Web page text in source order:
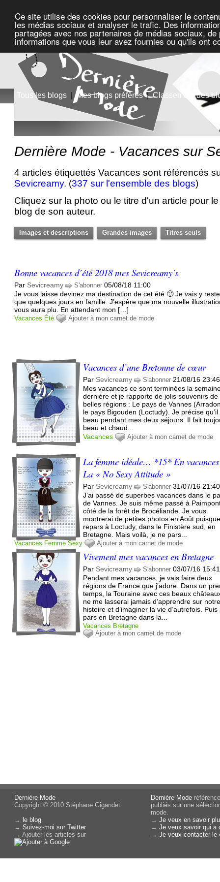
Ce site utilise des cookies pour personnaliser le
les médias sociaux et analyser le trafic. Des
partagées avec nos partenaires de médias sociaux,
informations que vous leur avez fournies ou qu'ils ont
Tous les blogs | Mes blogs préférés|Classement des
Dernière Mode - Vacances sur
4 articles étiquettés Vacances sont référencés
Sevicreamy. (337 sur l'ensemble des blogs)
Cliquez sur la photo ou le titre d'un article pour
blog de son auteur.
Images et descriptions Grandes images Titres seuls
Bonne vacances d’été 2018 mes Sevicreamy’s
Par Sevicreamy S'abonner 05/08/18 11:00
Je vous laisse devinez ma destination de cet été 🙂 Je vais y
que quelques jours en famille. J’espère que ma nouvelle
vous aura plu. En attendant mon […]
Vacances Été Ajouter à mon carnet de mode
Vacances d’une Bretonne de cœur
Par Sevicreamy S'abonner 21/08/16 23:46
Mes vacances ce sont terminées la
dernière et je rapporte de jolis souvenirs de
belles régions : Le pays de Vannes
le pays Bigouden (Loctudy). Je précise
beau pendant mes deux séjours. Il fait
beau et chaud...
Vacances
Ajouter à mon carnet de mode
La femme idéale… *15* En
La « No Sexy Attitude »
Par Sevicreamy S'abonner 31/07/16 21:40
J’ai passé de superbes vacances dans le
de Vannes. Je suis même passé à
côté de la forêt de Brocéliande. Je vous
montrerai de petites photos en Août
repars à Loctudy, dans le Finistère sud, en
Bretagne. Mais voilà, je ne pars...
Vacances Femme Sexy Ajouter à mon carnet de mode
Vivement mes vacances en Bretagne
Par Sevicreamy S'abonner 03/07/16 15:41
Pendant mes vacances, je vais faire deux
régions de France que j’adore. Dans un
temps, la Touraine avec ces beaux
ne me lasserai jamais d’apprendre sur
histoire et d’imaginer la vie d’autrefois. Puis
pars en Bretagne dans la...
Vacances Bretagne
Ajouter à mon carnet de mode
Dernière Mode
Copyright © 2010 Stéphane Gigandet
→ le blog
→Suivez-moi sur Twitter
→ Ajouter les articles sur
Dernière Mode
publiés sur une
mode.
→Je veux en savoir
→Je veux savoir qui a
→Je veux contacter le